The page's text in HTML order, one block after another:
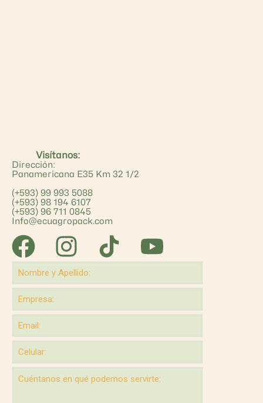
Visítanos:
Dirección:
Panamericana E35 Km 32 1/2
(+593) 99 993 5088
(+593) 98 194 6107
(+593) 96 711 0845
Info@ecuagropack.com